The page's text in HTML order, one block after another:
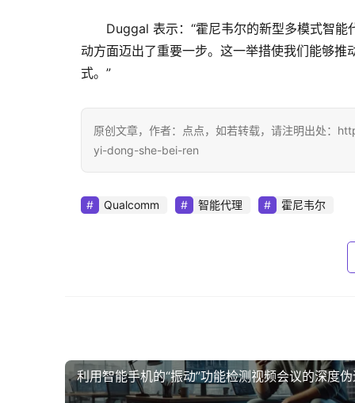
Duggal 表示：“霍尼韦尔的新型多模式智
动方面迈出了重要一步。这一举措使我们能够
式。”
原创文章，作者：点点，如若转载，请注明出处
yi-dong-she-bei-ren
Qualcomm 智能代理 霍尼韦尔
利用智能手机的“振动”功能检测视频会议的深度